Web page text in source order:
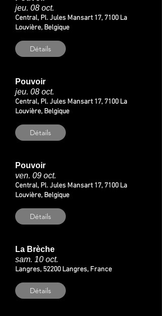
jeu. 08 oct.
Central, Pl. Jules Mansart 17, 7100 La
Louvière, Belgique
Détails
Pouvoir
jeu. 08 oct.
Central, Pl. Jules Mansart 17, 7100 La
Louvière, Belgique
Détails
Pouvoir
ven. 09 oct.
Central, Pl. Jules Mansart 17, 7100 La
Louvière, Belgique
Détails
La Brèche
sam. 10 oct.
Langres, 52200 Langres, France
Détails